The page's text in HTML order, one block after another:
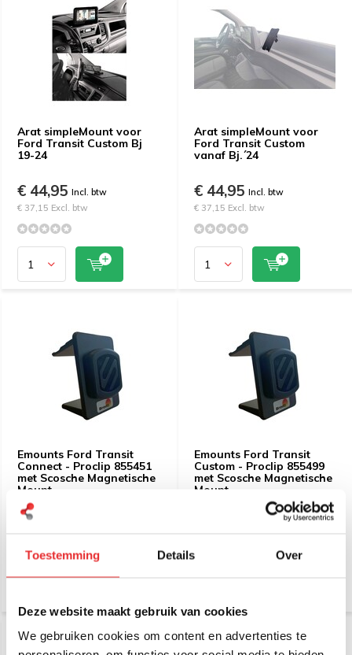
Toestemming Details Over
Deze website maakt gebruik van cookies
We gebruiken cookies om content en advertenties te
Arat simpleMount voor
Ford Transit Custom Bj
19-24
€ 44,95 Incl. btw
€ 37,15 Excl. btw
Arat simpleMount voor
Ford Transit Custom
vanaf Bj.´24
€ 44,95 Incl. btw
€ 37,15 Excl. btw
Emounts Ford Transit
Connect - Proclip 855451
met Scosche Magnetische
Mount
€ 44,95
Emounts Ford Transit
Custom - Proclip 855499
met Scosche Magnetische
Mount
Incl. btw